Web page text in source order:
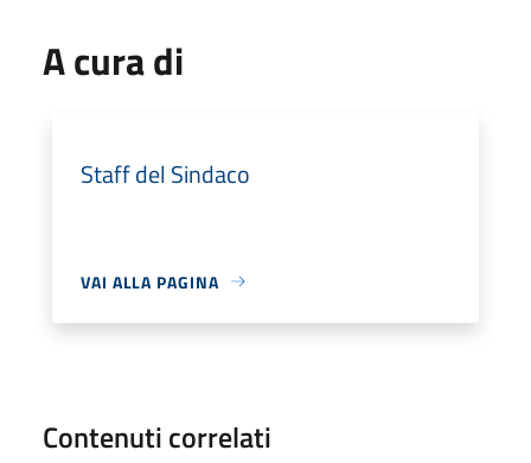
A cura di
Staff del Sindaco
VAI ALLA PAGINA
Contenuti correlati